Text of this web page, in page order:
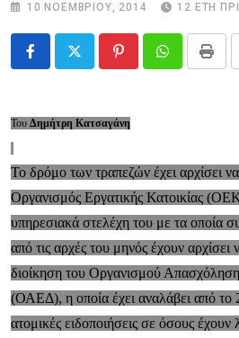
10 ΝΟΕΜΒΡΊΟΥ, 2014 12 ΈΤΗ
PinterestWhatsappPrint
Του Δημήτρη Κατσαγάνη
Το δρόμο των τραπεζών έχει αρχίσει
Οργανισμός Εργατικής Κατοικίας
υπηρεσιακά στελέχη του με τα οποία
από τις αρχές του μηνός έχουν
διοίκηση του Οργανισμού
(ΟΑΕΔ), η οποία έχει αναλάβει από το
ατομικές ειδοποιήσεις σε όσους έχουν